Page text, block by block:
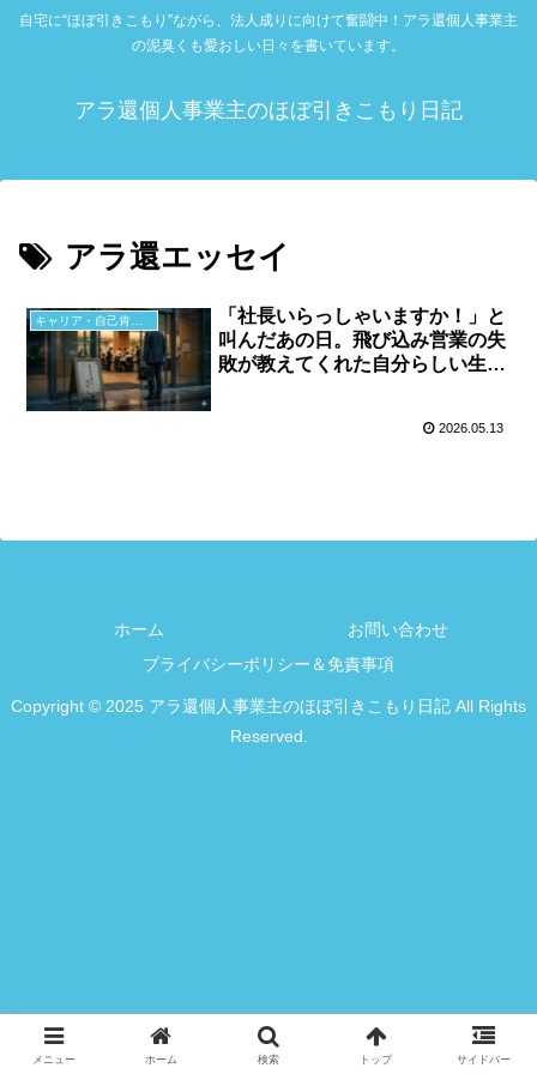
自宅に“ほぼ引きこもり”ながら、法人成りに向けて奮闘中！アラ還個人事業主
の泥臭くも愛おしい日々を書いています。
アラ還個人事業主のほぼ引きこもり日記
アラ還エッセイ
キャリア・自己肯定感
「社長いらっしゃいますか！」と
叫んだあの日。飛び込み営業の失
敗が教えてくれた自分らしい生き
2026.05.13
ホーム
お問い合わせ
プライバシーポリシー＆免責事項
Copyright © 2025 アラ還個人事業主のほぼ引きこもり日記 All Rights
Reserved.
メニュー ホーム 検索 トップ サイドバー